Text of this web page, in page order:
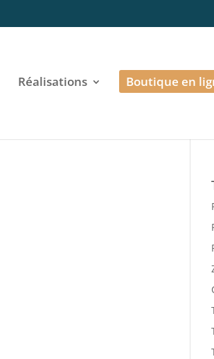
Réalisations Boutique en